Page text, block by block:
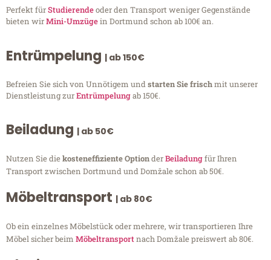
Perfekt fürStudierendeoder den Transport weniger Gegenstände
bieten wirMini-Umzügein Dortmund schon ab 100€ an.
Entrümpelung | ab 150€
Befreien Sie sich von Unnötigem undstarten Sie frischmit unserer
Dienstleistung zurEntrümpelungab 150€.
Beiladung | ab 50€
Nutzen Sie diekosteneffiziente OptionderBeiladungfür Ihren
Transport zwischen Dortmund und Domžale schon ab 50€.
Möbeltransport | ab 80€
Ob ein einzelnes Möbelstück oder mehrere, wir transportieren Ihre
Möbel sicher beim Möbeltransportnach Domžale preiswert ab 80€.